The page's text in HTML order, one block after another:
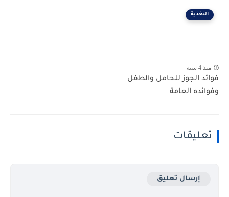
التغذية
منذ 4 سنة
فوائد الجوز للحامل والطفل
وفوائده العامة
تعليقات
إرسال تعليق